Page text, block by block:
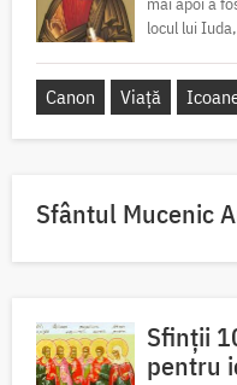
locul lui
Canon Viață
Sfântul Mucenic
Sfinții
pentru